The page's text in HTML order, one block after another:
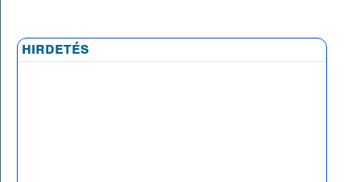
hirdetés